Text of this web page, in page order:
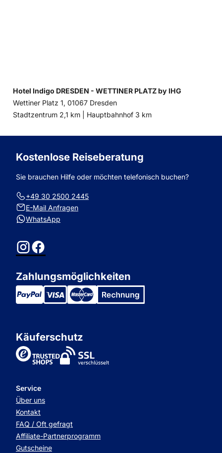
Hotel Indigo DRESDEN - WETTINER PLATZ by IHG
Wettiner Platz 1, 01067 Dresden
Entfernung
Stadtzentrum 2,1 km | Entfernung
Hauptbahnhof 3 km
Kostenlose Reiseberatung
Sie brauchen Hilfe oder möchten telefonisch buchen?
+49 30 2500 2445
E-Mail Anfragen
WhatsApp
InstagramFacebook
Zahlungsmöglichkeiten
Käuferschutz
TrustedShops
Service
Über uns
Kontakt
FAQ / Oft gefragt
Affiliate-Partnerprogramm
Gutscheine